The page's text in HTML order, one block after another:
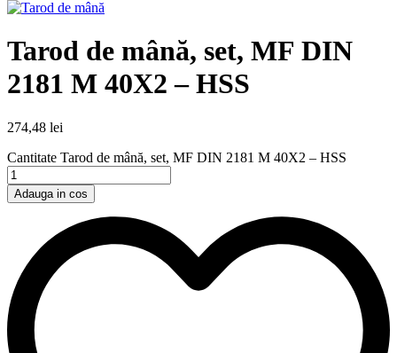
Tarod de mână, set, MF DIN
2181 M 40X2 – HSS
274,48 lei
Cantitate Tarod de mână, set, MF DIN 2181 M 40X2 – HSS
Adauga in cos